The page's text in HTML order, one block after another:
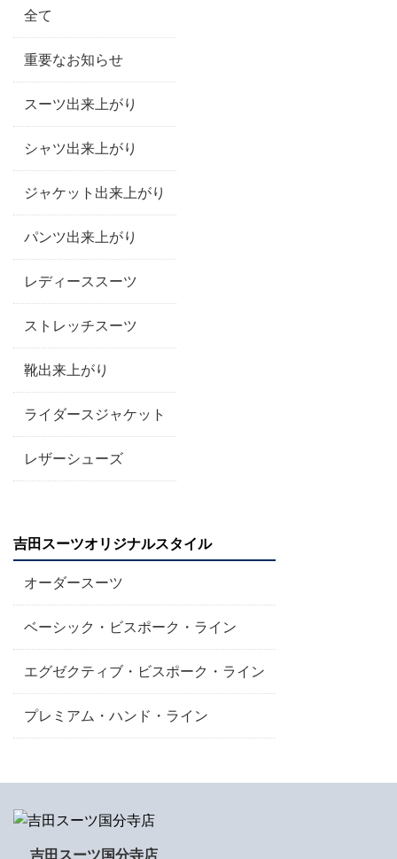
全て
重要なお知らせ
スーツ出来上がり
シャツ出来上がり
ジャケット出来上がり
パンツ出来上がり
レディーススーツ
ストレッチスーツ
靴出来上がり
ライダースジャケット
レザーシューズ
吉田スーツオリジナルスタイル
オーダースーツ
ベーシック・ビスポーク・ライン
エグゼクティブ・ビスポーク・ライン
プレミアム・ハンド・ライン
吉田スーツ国分寺店